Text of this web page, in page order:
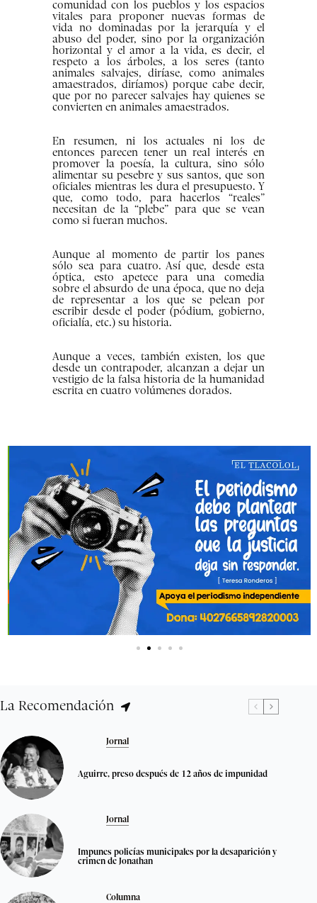
comunidad con los pueblos y los espacios
vitales para proponer nuevas formas de
vida no dominadas por la jerarquía y el
abuso del poder, sino por la organización
horizontal y el amor a la vida, es decir, el
respeto a los árboles, a los seres (tanto
animales salvajes, diríase, como animales
amaestrados, diríamos) porque cabe decir,
que por no parecer salvajes hay quienes se
convierten en animales amaestrados.
En resumen, ni los actuales ni los de
entonces parecen tener un real interés en
promover la poesía, la cultura, sino sólo
alimentar su pesebre y sus santos, que son
oficiales mientras les dura el presupuesto. Y
que, como todo, para hacerlos “reales”
necesitan de la “plebe” para que se vean
como si fueran muchos.
Aunque al momento de partir los panes
sólo sea para cuatro. Así que, desde esta
óptica, esto apetece para una comedia
sobre el absurdo de una época, que no deja
de representar a los que se pelean por
escribir desde el poder (pódium, gobierno,
oficialía, etc.) su historia.
Aunque a veces, también existen, los que
desde un contrapoder, alcanzan a dejar un
vestigio de la falsa historia de la humanidad
escrita en cuatro volúmenes dorados.
La Recomendación
Jornal
Aguirre, preso después de 12 años de impunidad
Jornal
Impunes policías municipales por la desaparición y
crimen de Jonathan
Columna